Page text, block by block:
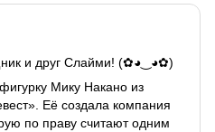
и друг Слайми! (✿◕‿◕✿)
Мику Накано из
Её создала компания
по праву считают одним